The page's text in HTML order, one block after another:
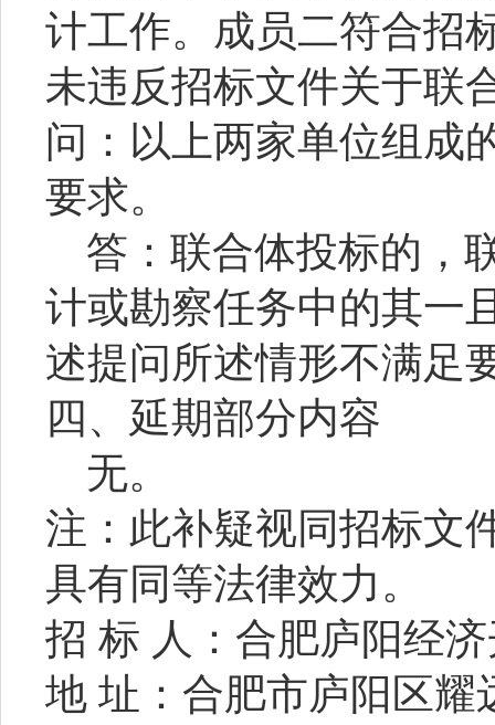
计工作。成员二符合招
未违反招标文件关于联
问：以上两家单位组成
要求。
答：联合体投标的，
计或勘察任务中的其一
述提问所述情形不满足
四、延期部分内容
无。
注：此补疑视同招标文
具有同等法律效力。
招 标 人 ：合肥庐阳经
地 址：合肥市庐阳区耀